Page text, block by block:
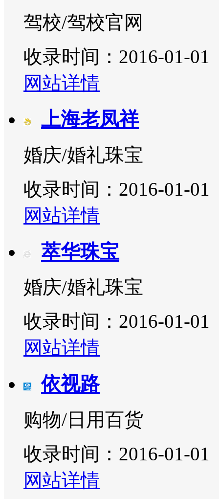
驾校/驾校官网
收录时间：2016-01-01
网站详情
上海老凤祥
婚庆/婚礼珠宝
收录时间：2016-01-01
网站详情
萃华珠宝
婚庆/婚礼珠宝
收录时间：2016-01-01
网站详情
依视路
购物/日用百货
收录时间：2016-01-01
网站详情